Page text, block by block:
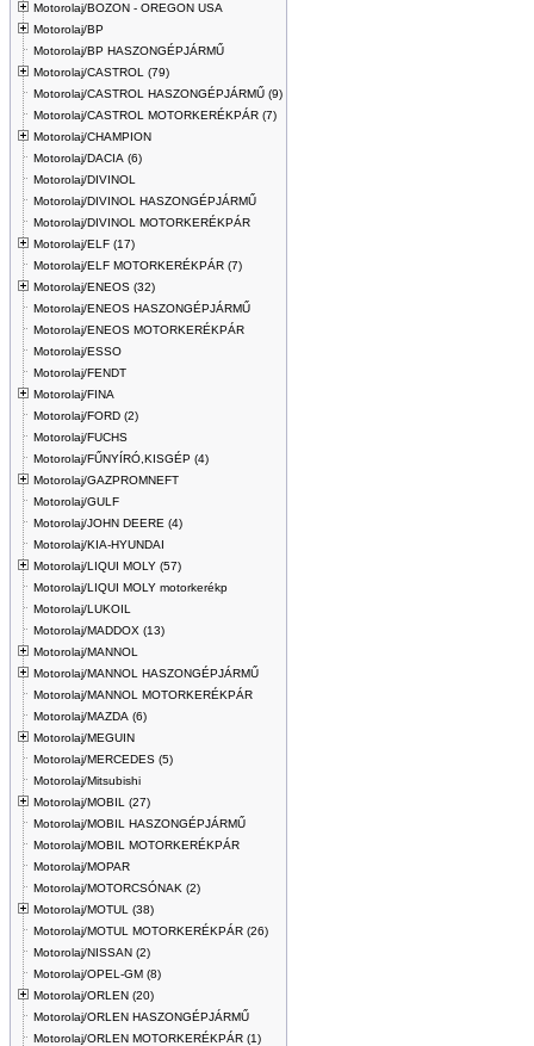
Motorolaj/BOZON - OREGON USA
Motorolaj/BP
Motorolaj/BP HASZONGÉPJÁRMŰ
Motorolaj/CASTROL (79)
Motorolaj/CASTROL HASZONGÉPJÁRMŰ (9)
Motorolaj/CASTROL MOTORKERÉKPÁR (7)
Motorolaj/CHAMPION
Motorolaj/DACIA (6)
Motorolaj/DIVINOL
Motorolaj/DIVINOL HASZONGÉPJÁRMŰ
Motorolaj/DIVINOL MOTORKERÉKPÁR
Motorolaj/ELF (17)
Motorolaj/ELF MOTORKERÉKPÁR (7)
Motorolaj/ENEOS (32)
Motorolaj/ENEOS HASZONGÉPJÁRMŰ
Motorolaj/ENEOS MOTORKERÉKPÁR
Motorolaj/ESSO
Motorolaj/FENDT
Motorolaj/FINA
Motorolaj/FORD (2)
Motorolaj/FUCHS
Motorolaj/FŰNYÍRÓ,KISGÉP (4)
Motorolaj/GAZPROMNEFT
Motorolaj/GULF
Motorolaj/JOHN DEERE (4)
Motorolaj/KIA-HYUNDAI
Motorolaj/LIQUI MOLY (57)
Motorolaj/LIQUI MOLY motorkerékp
Motorolaj/LUKOIL
Motorolaj/MADDOX (13)
Motorolaj/MANNOL
Motorolaj/MANNOL HASZONGÉPJÁRMŰ
Motorolaj/MANNOL MOTORKERÉKPÁR
Motorolaj/MAZDA (6)
Motorolaj/MEGUIN
Motorolaj/MERCEDES (5)
Motorolaj/Mitsubishi
Motorolaj/MOBIL (27)
Motorolaj/MOBIL HASZONGÉPJÁRMŰ
Motorolaj/MOBIL MOTORKERÉKPÁR
Motorolaj/MOPAR
Motorolaj/MOTORCSÓNAK (2)
Motorolaj/MOTUL (38)
Motorolaj/MOTUL MOTORKERÉKPÁR (26)
Motorolaj/NISSAN (2)
Motorolaj/OPEL-GM (8)
Motorolaj/ORLEN (20)
Motorolaj/ORLEN HASZONGÉPJÁRMŰ
Motorolaj/ORLEN MOTORKERÉKPÁR (1)